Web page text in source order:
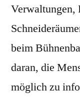
Verwaltungen,
beim
daran, die
möglich zu